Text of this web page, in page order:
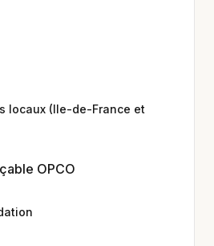
locaux (Ile-de-France et
OPCO